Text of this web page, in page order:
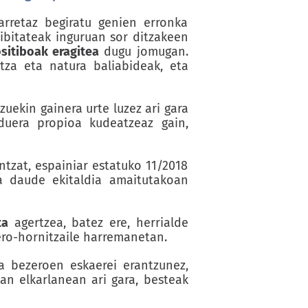
begiratu genien erronka
inguruan sor ditzakeen
eragitea dugu jomugan.
eta natura baliabideak, eta
gainera urte luzez ari gara
propioa kudeatzeaz gain,
espainiar estatuko 11/2018
ekitaldia amaitutakoan
agertzea, batez ere, herrialde
hornitzaile harremanetan.
eskaerei erantzunez,
elkarlanean ari gara, besteak